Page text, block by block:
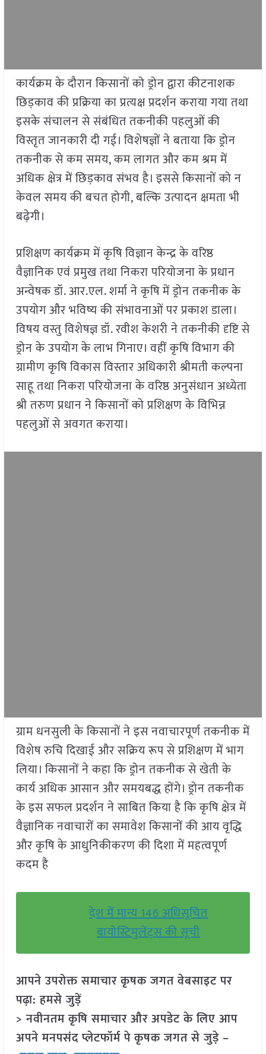
कार्यक्रम के दौरान किसानों को ड्रोन द्वारा कीटनाशक
छिड़काव की प्रक्रिया का प्रत्यक्ष प्रदर्शन कराया गया तथा
इसके संचालन से संबंधित तकनीकी पहलुओं की
विस्तृत जानकारी दी गई। विशेषज्ञों ने बताया कि ड्रोन
तकनीक से कम समय, कम लागत और कम श्रम में
अधिक क्षेत्र में छिड़काव संभव है। इससे किसानों को न
केवल समय की बचत होगी, बल्कि उत्पादन क्षमता भी
बढ़ेगी।
प्रशिक्षण कार्यक्रम में कृषि विज्ञान केन्द्र के वरिष्ठ
वैज्ञानिक एवं प्रमुख तथा निकरा परियोजना के प्रधान
अन्वेषक डॉ. आर.एल. शर्मा ने कृषि में ड्रोन तकनीक के
उपयोग और भविष्य की संभावनाओं पर प्रकाश डाला।
विषय वस्तु विशेषज्ञ डॉ. रवीश केशरी ने तकनीकी दृष्टि से
ड्रोन के उपयोग के लाभ गिनाए। वहीं कृषि विभाग की
ग्रामीण कृषि विकास विस्तार अधिकारी श्रीमती कल्पना
साहू तथा निकरा परियोजना के वरिष्ठ अनुसंधान अध्येता
श्री तरुण प्रधान ने किसानों को प्रशिक्षण के विभिन्न
पहलुओं से अवगत कराया।
ग्राम धनसुली के किसानों ने इस नवाचारपूर्ण तकनीक में
विशेष रुचि दिखाई और सक्रिय रूप से प्रशिक्षण में भाग
लिया। किसानों ने कहा कि ड्रोन तकनीक से खेती के
कार्य अधिक आसान और समयबद्ध होंगे। ड्रोन तकनीक
के इस सफल प्रदर्शन ने साबित किया है कि कृषि क्षेत्र में
वैज्ञानिक नवाचारों का समावेश किसानों की आय वृद्धि
और कृषि के आधुनिकीकरण की दिशा में महत्वपूर्ण
कदम है
देश में मान्य 146 अधिसूचित
बायोस्टिमुलेंट्स की सूची
आपने उपरोक्त समाचार कृषक जगत वेबसाइट पर
पढ़ा: हमसे जुड़ें
> नवीनतम कृषि समाचार और अपडेट के लिए आप
अपने मनपसंद प्लेटफॉर्म पे कृषक जगत से जुड़े –